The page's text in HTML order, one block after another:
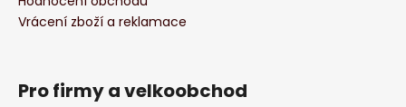
Vrácení zboží a reklamace
Pro firmy a velkoobchod